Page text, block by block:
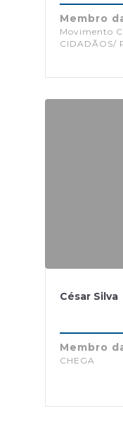
Membro
Movimento
CIDADÃOS/
César Silva
Membro
CHEGA